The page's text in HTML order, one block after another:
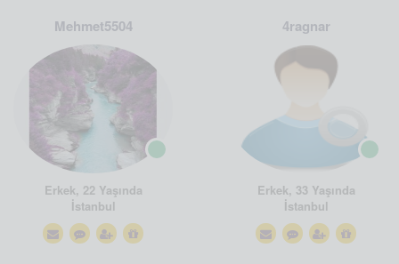
Mehmet5504
Erkek, 22 Yaşında
İstanbul
4ragnar
Erkek, 33 Yaşında
İstanbul